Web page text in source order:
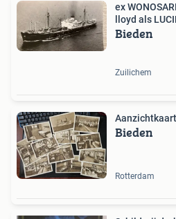
ex WONOSARI 1952 Rotterdamsche
lloyd als
Bieden
Zuilichem
Bieden
Rotterdam